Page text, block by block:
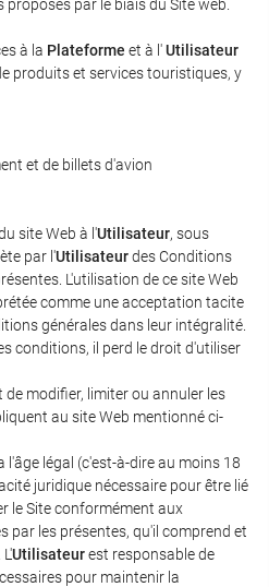
par le biais du Site web.
à la Plateforme et à l'Utilisateur
produits et services touristiques, y
et de billets d'avion
site Web à l'Utilisateur, sous
par l'Utilisateurdes Conditions
L'utilisation de ce site Web
comme une acceptation tacite
générales dans leur intégralité.
conditions, il perd le droit d'utiliser
de modifier, limiter ou annuler les
au site Web mentionné ci-
légal (c'est-à-dire au moins 18
juridique nécessaire pour être lié
le Site conformément aux
par les présentes, qu'il comprend et
Utilisateurest responsable de
pour maintenir la